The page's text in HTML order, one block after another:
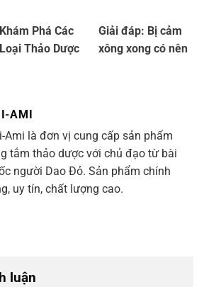
Khám Phá Các
Loại Thảo Dược
Giải đáp: Bị cảm
xông xong có nên
AMI
Ami là đơn vị cung cấp sản phẩm
tắm thảo dược với chủ đạo từ bài
người Dao Đỏ. Sản phẩm chính
uy tín, chất lượng cao.
luận